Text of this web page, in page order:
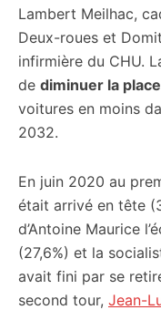
Lambert Meilhac,
Deux-roues et
infirmière du CHU.
de diminuer la
voitures en moins
2032.
En juin 2020 au
était arrivé en tête
d’Antoine Maurice
(27,6%) et la
avait fini par se
second tour, Jean-